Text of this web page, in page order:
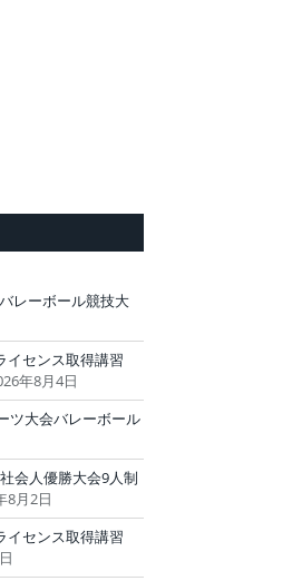
レーボール競技大
イセンス取得講習
年8月4日
ツ大会バレーボール
会人優勝大会9人制
8月2日
イセンス取得講習